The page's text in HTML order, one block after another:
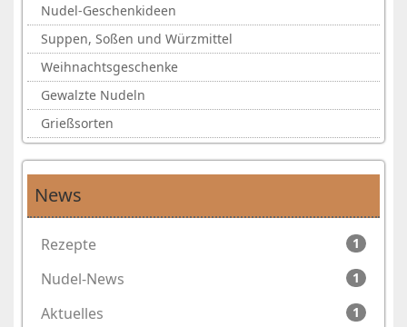
Nudel-Geschenkideen
Suppen, Soßen und Würzmittel
Weihnachtsgeschenke
Gewalzte Nudeln
Grießsorten
News
Rezepte 1
Nudel-News 1
Aktuelles 1